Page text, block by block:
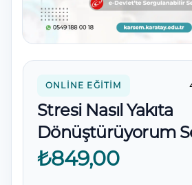
Yorumlar
ONLINE EĞITIM
Stresi Nasıl Yakıta
Dönüştürüyorum
₺849,00